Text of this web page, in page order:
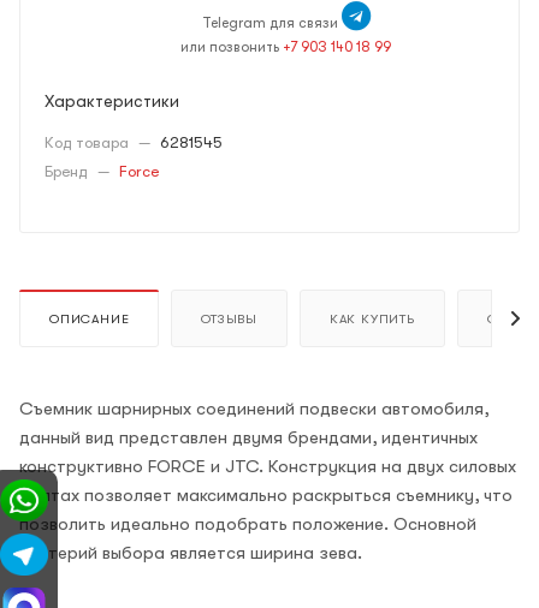
Telegram для связи
или позвонить +7 903 140 18 99
Характеристики
Код товара — 6281545
Бренд — Force
ОПИСАНИЕ ОТЗЫВЫ КАК КУПИТЬ ОПЛАТА
Съемник шарнирных соединений подвески автомобиля,
данный вид представлен двумя брендами, идентичных
конструктивно FORCE и JTC. Конструкция на двух силовых
болтах позволяет максимально раскрыться съемнику, что
позволить идеально подобрать положение. Основной
критерий выбора является ширина зева.